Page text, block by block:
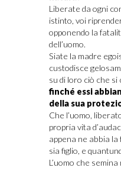
Liberate da ogni
istinto, voi
opponendo la
dell’uomo.
Siate la madre
custodisce
su di loro ciò che si
finché essi
della sua
Che l’uomo,
propria vita
appena ne abbia
sia figlio, e
L’uomo che